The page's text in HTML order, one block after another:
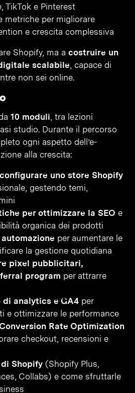
TikTok e Pinterest
metriche per migliorare
e crescita complessiva
Shopify, ma a costruire un
scalabile, capace di
non sei online.
10 moduli, tra lezioni
studio. Durante il percorso
ogni aspetto dell’e-
alla crescita:
uno store Shopify
gestendo temi,
per ottimizzare la SEO e
organica dei prodotti
per aumentare le
la gestione quotidiana
pixel pubblicitari,
program per attrarre
di analytics e GA4 per
e ottimizzare le performance
Rate Optimization
checkout, recensioni e
Shopify (Shopify Plus,
Collabs) e come sfruttarle